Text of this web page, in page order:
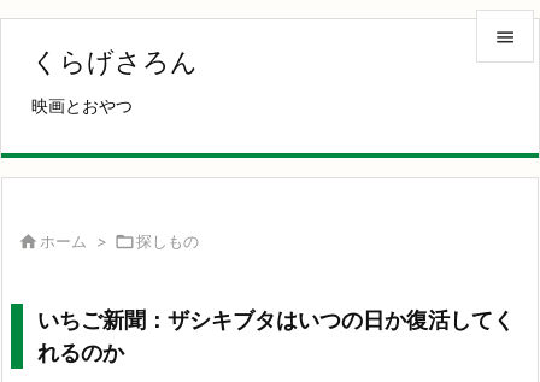
くらげさろん
映画とおやつ


サイド

 ホーム > 探しもの
いちご新聞：ザシキブタはいつの日か復活してく
れるのか